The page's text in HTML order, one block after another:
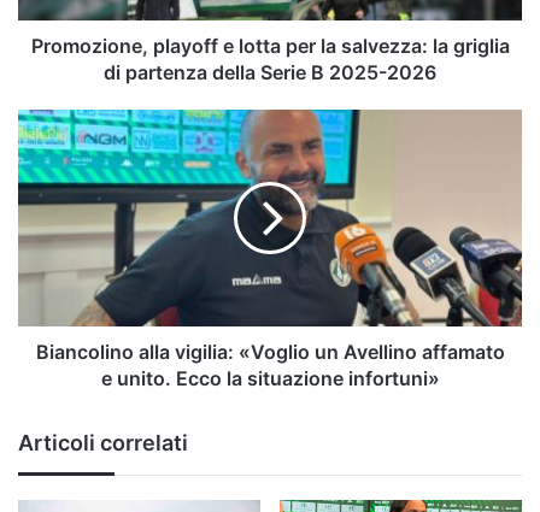
griglia
Serie
B
2025-
2026
Promozione, playoff e lotta per la salvezza: la griglia
di partenza della Serie B 2025-2026
Biancolino
alla
vigilia:
«Voglio
Avellino
affamato
unito.
EccoBiancolino alla vigilia: «Voglio un Avellino affamato
e unito. Ecco la situazione infortuni»
Articoli correlati